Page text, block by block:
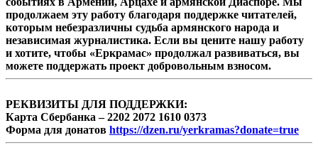
продолжаем эту работу благодаря поддержке читателей,
которым небезразличны судьба армянского народа и
независимая журналистика. Если вы цените нашу работу
и хотите, чтобы «Еркрамас» продолжал развиваться, вы
можете поддержать проект добровольным взносом.
РЕКВИЗИТЫ ДЛЯ ПОДДЕРЖКИ:
Карта Сбербанка – 2202 2072 1610 0373
Форма для донатов https://dzen.ru/yerkramas?donate=true